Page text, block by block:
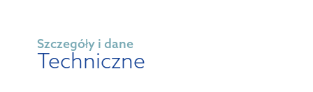
Szczegóły i dane
Techniczne